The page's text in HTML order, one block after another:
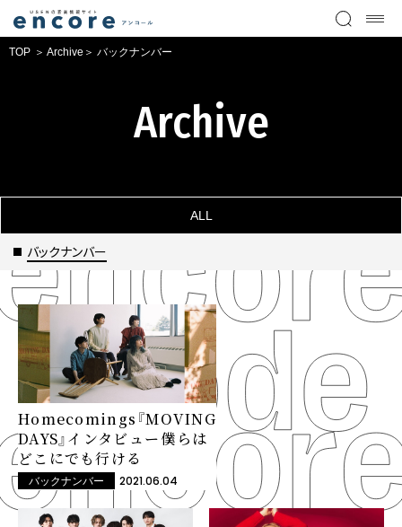
TOP Archive バックナンバー
Archive
ALL
バックナンバー
Homecomings『MOVING
DAYS』インタビュー――僕らは
どこにでも行ける
バックナンバー 2021.06.04